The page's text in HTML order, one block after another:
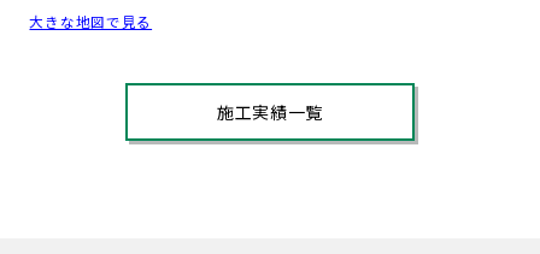
大きな地図で見る
施工実績一覧